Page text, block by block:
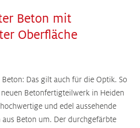
Beton mit
Oberfläche
Das gilt auch für die Optik. So
Betonfertigteilwerk in Heiden
und edel aussehende
aus Beton um. Der durchgefärbte